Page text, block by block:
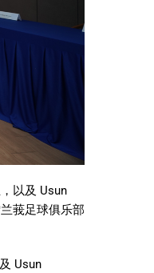
以及 Usun
莪足球俱乐部
Usun